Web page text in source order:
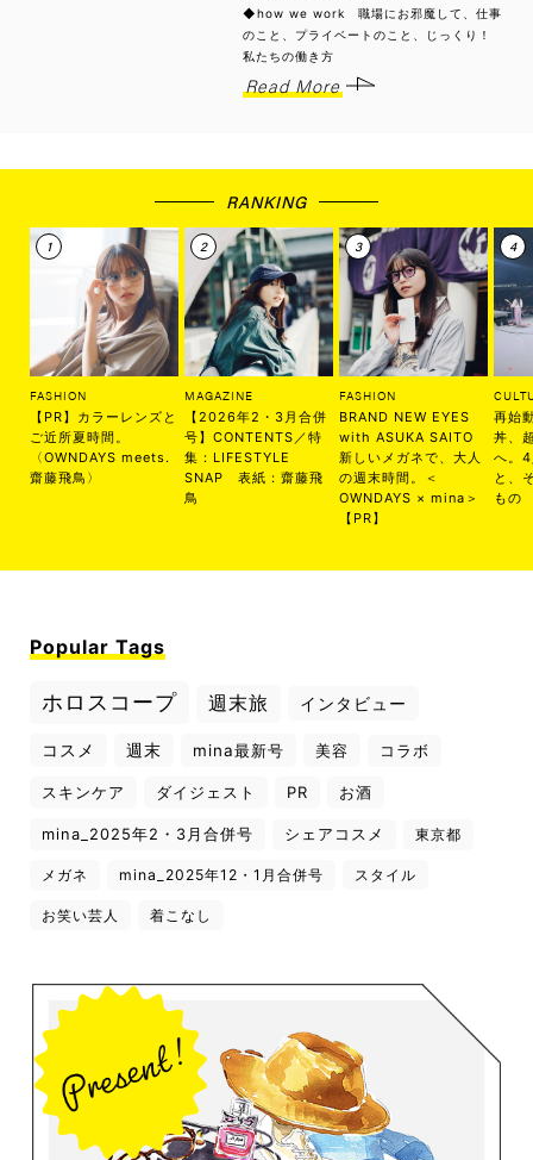
◆how we work 職場にお邪魔して、仕事
のこと、プライベートのこと、じっくり！
私たちの働き方
Read More
RANKING
FASHION
【PR】カラーレンズと
ご近所夏時間。
〈OWNDAYS meets.
齋藤飛鳥〉
MAGAZINE
【2026年2・3月合併
号】CONTENTS／特
集：LIFESTYLE
SNAP 表紙：齋藤飛
鳥
FASHION
BRAND NEW EYES
with ASUKA SAITO
新しいメガネで、大人
の週末時間。＜
OWNDAYS × mina＞
【PR】
再始
丼、
へ。
と、
もの
Popular Tags
ホロスコープ 週末旅 インタビュー
コスメ 週末 mina最新号 美容 コラボ
スキンケア ダイジェスト PR お酒
mina_2025年2・3月合併号 シェアコスメ 東京都
メガネ mina_2025年12・1月合併号 スタイル
お笑い芸人 着こなし